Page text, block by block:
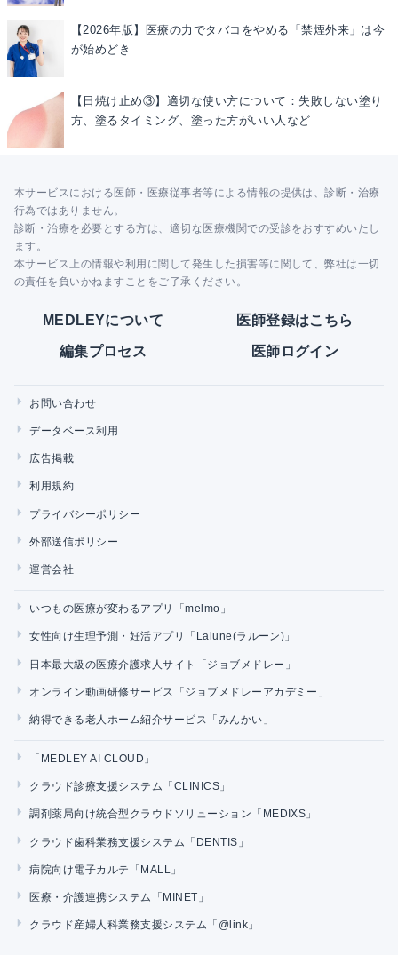
【2026年版】医療の力でタバコをやめる「禁煙外来」は今
が始めどき
【日焼け止め③】適切な使い方について：失敗しない塗り
方、塗るタイミング、塗った方がいい人など
本サービスにおける医師・医療従事者等による情報の提供は、診断・治療
行為ではありません。
診断・治療を必要とする方は、適切な医療機関での受診をおすすめいたし
ます。
本サービス上の情報や利用に関して発生した損害等に関して、弊社は一切
の責任を負いかねますことをご了承ください。
MEDLEYについて 医師登録はこちら
編集プロセス 医師ログイン
お問い合わせ
データベース利用
広告掲載
利用規約
プライバシーポリシー
外部送信ポリシー
運営会社
いつもの医療が変わるアプリ「melmo」
女性向け生理予測・妊活アプリ「Lalune(ラルーン)」
日本最大級の医療介護求人サイト「ジョブメドレー」
オンライン動画研修サービス「ジョブメドレーアカデミー」
納得できる老人ホーム紹介サービス「みんかい」
「MEDLEY AI CLOUD」
クラウド診療支援システム「CLINICS」
調剤薬局向け統合型クラウドソリューション「MEDIXS」
クラウド歯科業務支援システム「DENTIS」
病院向け電子カルテ「MALL」
医療・介護連携システム「MINET」
クラウド産婦人科業務支援システム「@link」